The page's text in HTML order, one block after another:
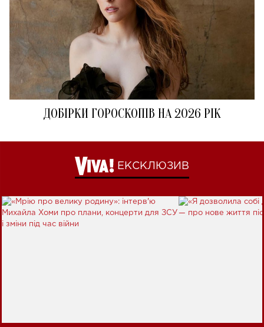
ДОБІРКИ ГОРОСКОПІВ НА 2026 РІК
ЕКСКЛЮЗИВ